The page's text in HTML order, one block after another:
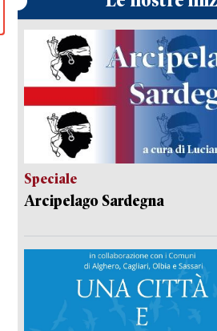
Speciale
Arcipelago Sardegna